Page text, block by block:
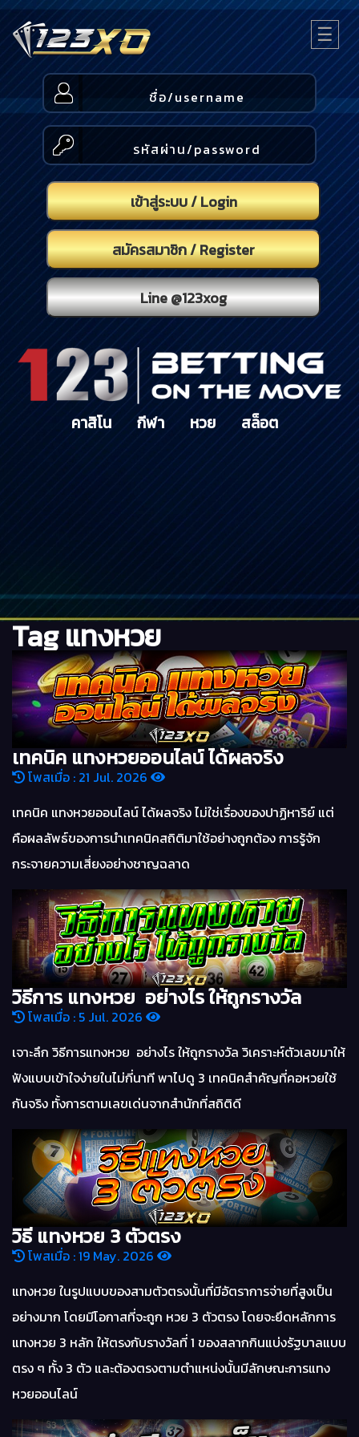
☰
เข้าสู่ระบบ / Login
สมัครสมาชิก / Register
Line @123xog
คาสิโน กีฬา หวย สล็อต
หน้า
แรก
กีฬา
คา
สิโน
สล็อต
หวย
ทาง
เข้า
ดาวน์โหลด
สมาชิก
ติดต่อ
เรา
Tag แทงหวย
เทคนิค แทงหวยออนไลน์ ได้ผลจริง
โพสเมื่อ : 21 Jul. 2026
เทคนิค แทงหวยออนไลน์ ได้ผลจริง ไม่ใช่เรื่องของปาฏิหาริย์ แต่
คือผลลัพธ์ของการนำเทคนิคสถิติมาใช้อย่างถูกต้อง การรู้จัก
กระจายความเสี่ยงอย่างชาญฉลาด
วิธีการ แทงหวย อย่างไร ให้ถูกรางวัล
โพสเมื่อ : 5 Jul. 2026
เจาะลึก วิธีการแทงหวย อย่างไร ให้ถูกรางวัล วิเคราะห์ตัวเลขมาให้
ฟังแบบเข้าใจง่ายในไม่กี่นาที พาไปดู 3 เทคนิคสำคัญที่คอหวยใช้
กันจริง ทั้งการตามเลขเด่นจากสำนักที่สถิติดี
วิธี แทงหวย 3 ตัวตรง
โพสเมื่อ : 19 May. 2026
แทงหวย ในรูปแบบของสามตัวตรงนั้นที่มีอัตราการจ่ายที่สูงเป็น
อย่างมาก โดยมีโอกาสที่จะถูก หวย 3 ตัวตรง โดยจะยึดหลักการ
แทงหวย 3 หลัก ให้ตรงกับรางวัลที่ 1 ของสลากกินแบ่งรัฐบาลแบบ
ตรง ๆ ทั้ง 3 ตัว และต้องตรงตามตำแหน่งนั้นมีลักษณะการแทง
หวยออนไลน์